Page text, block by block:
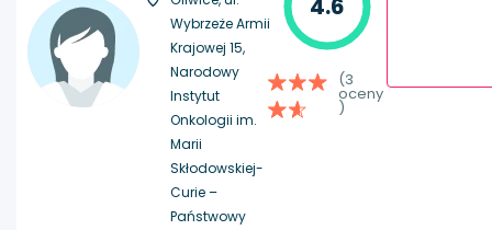
Wybrzeże Armii
Krajowej 15,
Narodowy
Instytut
Onkologii im.
Marii
Skłodowskiej-
Curie –
Państwowy
4.6
(3
oceny
)